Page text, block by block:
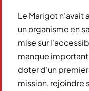
Le Marigot n'avait
un organisme en
mise sur
manque
doter d'un
mission, rejoindre